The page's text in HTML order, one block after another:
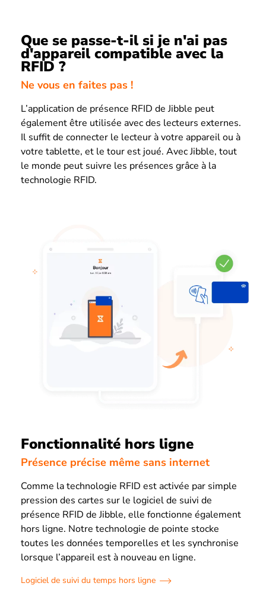
Que se passe-t-il si je n'ai pas
d'appareil compatible avec la
RFID ?
Ne vous en faites pas !
L’application de présence RFID de Jibble peut
également être utilisée avec des lecteurs externes.
Il suffit de connecter le lecteur à votre appareil ou à
votre tablette, et le tour est joué. Avec Jibble, tout
le monde peut suivre les présences grâce à la
technologie RFID.
Fonctionnalité hors ligne
Présence précise même sans internet
Comme la technologie RFID est activée par simple
pression des cartes sur le logiciel de suivi de
présence RFID de Jibble, elle fonctionne également
hors ligne. Notre technologie de pointe stocke
toutes les données temporelles et les synchronise
lorsque l’appareil est à nouveau en ligne.
Logiciel de suivi du temps hors ligne